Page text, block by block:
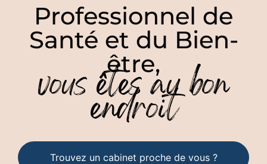
Professionnel de
Santé et du Bien-
être,
vous êtes au bon
endroit
Trouvez un cabinet proche de vous ?